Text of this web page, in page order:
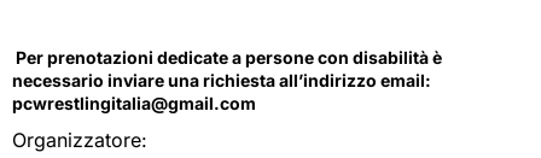
Per prenotazioni dedicate a persone con disabilità è
necessario inviare una richiesta all’indirizzo email:
pcwrestlingitalia@gmail.com
Organizzatore: